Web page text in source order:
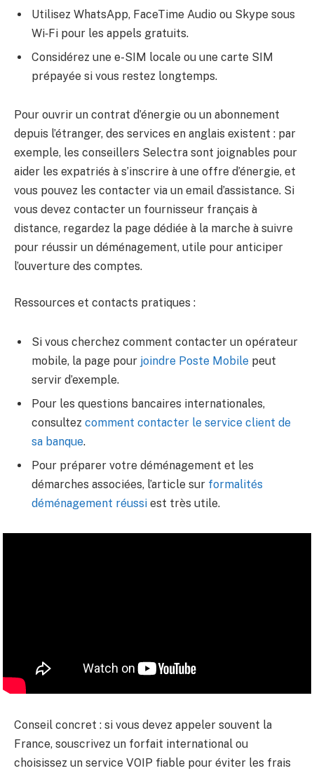
Utilisez WhatsApp, FaceTime Audio ou Skype sous
Wi‑Fi pour les appels gratuits.
Considérez une e-SIM locale ou une carte SIM
prépayée si vous restez longtemps.
Pour ouvrir un contrat d’énergie ou un abonnement
depuis l’étranger, des services en anglais existent : par
exemple, les conseillers Selectra sont joignables pour
aider les expatriés à s’inscrire à une offre d’énergie, et
vous pouvez les contacter via un email d’assistance. Si
vous devez contacter un fournisseur français à
distance, regardez la page dédiée à la marche à suivre
pour réussir un déménagement, utile pour anticiper
l’ouverture des comptes.
Ressources et contacts pratiques :
Si vous cherchez comment contacter un opérateur
mobile, la page pour joindre Poste Mobile peut
servir d’exemple.
Pour les questions bancaires internationales,
consultez comment contacter le service client de
sa banque.
Pour préparer votre déménagement et les
démarches associées, l’article sur formalités
déménagement réussi est très utile.
Conseil concret : si vous devez appeler souvent la
France, souscrivez un forfait international ou
choisissez un service VOIP fiable pour éviter les frais